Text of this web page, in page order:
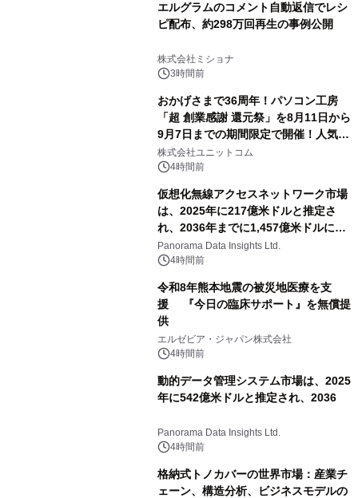
エルグラムのコメント自動返信でレシ
ピ配布、約298万回再生の事例公開
株式会社ミショナ
3時間前
おかげさまで36周年！パソコン工房
「超 創業感謝 還元祭」を8月11日から
9月7日までの期間限定で開催！人気の
ゲーミングPCや高性能ノートPCなど
対象iiyama PCのご購入で最大3万円分
相当を還元
株式会社ユニットコム
4時間前
仮想化無線アクセスネットワーク市場
は、2025年に217億米ドルと推定さ
れ、2036年までに1,457億米ドルに達
すると予測されており、予測期間
（2026年～2036年）
Panorama Data Insights Ltd.
4時間前
令和8年熊本地震の被災地医療を支
援 『今日の臨床サポート』を無償提
供
エルゼビア・ジャパン株式会社
4時間前
動的データ管理システム市場は、2025
年に542億米ドルと推定され、2036
Panorama Data Insights Ltd.
4時間前
格納式トノカバーの世界市場：産業チ
ェーン、構造分析、ビジネスモデルの